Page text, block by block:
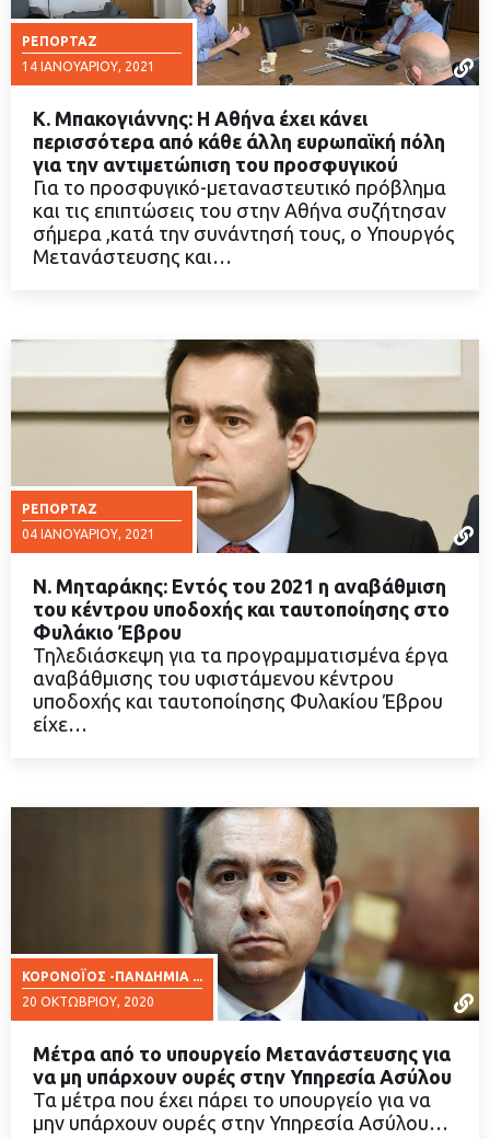
ΡΕΠΟΡΤΆΖ
14 ΙΑΝΟΥΑΡΊΟΥ, 2021
ΔΙΑΒΑΣΤΕ ΠΕΡΙΣΣΟΤΕΡΑ
Κ. Μπακογιάννης: Η Αθήνα έχει κάνει
περισσότερα από κάθε άλλη ευρωπαϊκή πόλη
για την αντιμετώπιση του προσφυγικού
Για το προσφυγικό-μεταναστευτικό πρόβλημα
και τις επιπτώσεις του στην Αθήνα συζήτησαν
σήμερα ,κατά την συνάντησή τους, ο Υπουργός
Μετανάστευσης και…
ΡΕΠΟΡΤΆΖ
04 ΙΑΝΟΥΑΡΊΟΥ, 2021
ΔΙΑΒΑΣΤΕ ΠΕΡΙΣΣΟΤΕΡΑ
Ν. Μηταράκης: Εντός του 2021 η αναβάθμιση
του κέντρου υποδοχής και ταυτοποίησης στο
Φυλάκιο Έβρου
Τηλεδιάσκεψη για τα προγραμματισμένα έργα
αναβάθμισης του υφιστάμενου κέντρου
υποδοχής και ταυτοποίησης Φυλακίου Έβρου
είχε…
ΚΟΡΟΝΟΪΟΣ -ΠΑΝΔΗΜΙΑ ...
20 ΟΚΤΩΒΡΊΟΥ, 2020
ΔΙΑΒΑΣΤΕ ΠΕΡΙΣΣΟΤΕΡΑ
Μέτρα από το υπουργείο Μετανάστευσης για
να μη υπάρχουν ουρές στην Υπηρεσία Ασύλου
Τα μέτρα που έχει πάρει το υπουργείο για να
μην υπάρχουν ουρές στην Υπηρεσία Ασύλου…